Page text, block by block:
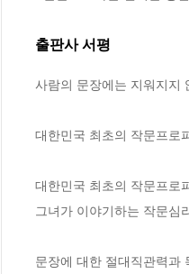
출판사 서평
사람의 문장에는 지워지지
대한민국 최초의 작문프로
대한민국 최초의 작문프로
그녀가 이야기하는 작문심
문장에 대한 절대직관력과